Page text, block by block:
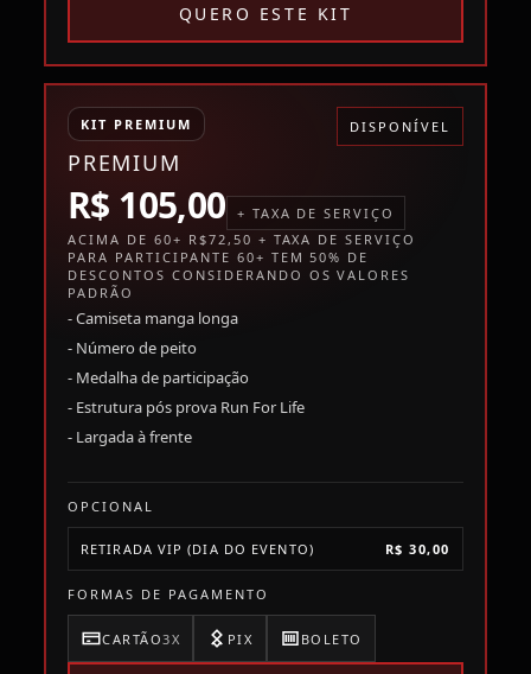
QUERO ESTE KIT
KIT PREMIUM DISPONÍVEL
PREMIUM
R$ 105,00
+ TAXA DE SERVIÇO
ACIMA DE 60+ R$72,50 + TAXA DE SERVIÇO
PARA PARTICIPANTE 60+ TEM 50% DE
DESCONTOS CONSIDERANDO OS VALORES
PADRÃO
- Camiseta manga longa
- Número de peito
- Medalha de participação
- Estrutura pós prova Run For Life
- Largada à frente
OPCIONAL
RETIRADA VIP (DIA DO EVENTO) R$ 30,00
FORMAS DE PAGAMENTO
CARTÃO 3X PIX BOLETO